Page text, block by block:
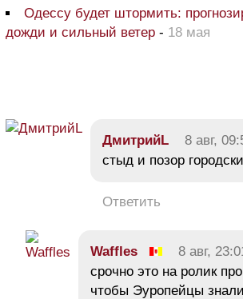
Одессу будет штормить:
дожди и сильный ветер - 18 мая
ДмитрийL 8 авг,
стыд и позор
Ответить
Waffles 8 авг,
срочно это на ролик
чтобы Эуропейцы